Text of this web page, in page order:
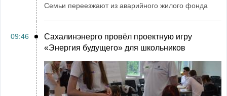
Семьи переезжают из аварийного жилого фонда
09:46
Сахалинэнерго провёл проектную игру
«Энергия будущего» для школьников